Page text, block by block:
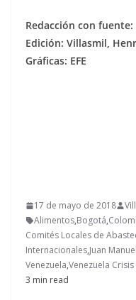
Redacción con fuente:
Edición: Villasmil,
Gráficas: EFE
17 de mayo de 2018
Alimentos,Bogotá,
Comités Locales de
Internacionales,Juan
Venezuela,Venezuela Crisis
3 min read